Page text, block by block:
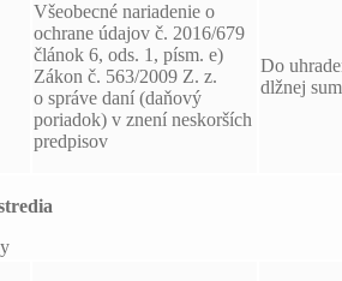
Všeobecné nariadenie o
ochrane údajov č. 2016/679
článok 6, ods. 1, písm. e)
Zákon č. 563/2009 Z. z.
o správe daní (daňový
poriadok) v znení neskorších
predpisov
Do
dlžnej